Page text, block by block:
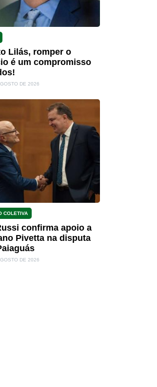
Lilás, romper o
é um compromisso
DE 2026
COLETIVA
confirma apoio a
Pivetta na disputa
DE 2026